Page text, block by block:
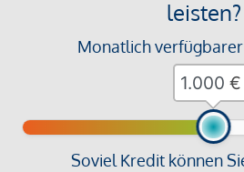
leisten?
Monatlich
Soviel Kredit können
€